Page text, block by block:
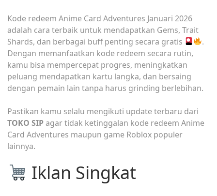
Kode redeem Anime Card Adventures Januari 2026
adalah cara terbaik untuk mendapatkan Gems, Trait
Shards, dan berbagai buff penting secara gratis
.
Dengan memanfaatkan kode redeem secara rutin,
kamu bisa mempercepat progres, meningkatkan
peluang mendapatkan kartu langka, dan bersaing
dengan pemain lain tanpa harus grinding berlebihan.
Pastikan kamu selalu mengikuti update terbaru dari
TOKO SIPagar tidak ketinggalan kode redeem Anime
Card Adventures maupun game Roblox populer
lainnya.
Iklan Singkat